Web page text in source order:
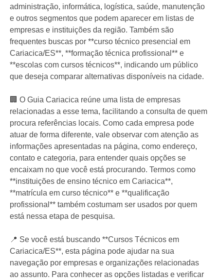
administração, informática, logística, saúde, manutenção
e outros segmentos que podem aparecer em listas de
empresas e instituições da região. Também são
frequentes buscas por **curso técnico presencial em
Cariacica/ES**, **formação técnica profissional** e
**escolas com cursos técnicos**, indicando um público
que deseja comparar alternativas disponíveis na cidade.
🏢 O Guia Cariacica reúne uma lista de empresas
relacionadas a esse tema, facilitando a consulta de quem
procura referências locais. Como cada empresa pode
atuar de forma diferente, vale observar com atenção as
informações apresentadas na página, como endereço,
contato e categoria, para entender quais opções se
encaixam no que você está procurando. Termos como
**instituições de ensino técnico em Cariacica**,
**matrícula em curso técnico** e **qualificação
profissional** também costumam ser usados por quem
está nessa etapa de pesquisa.
📍 Se você está buscando **Cursos Técnicos em
Cariacica/ES**, esta página pode ajudar na sua
navegação por empresas e organizações relacionadas
ao assunto. Para conhecer as opções listadas e verificar